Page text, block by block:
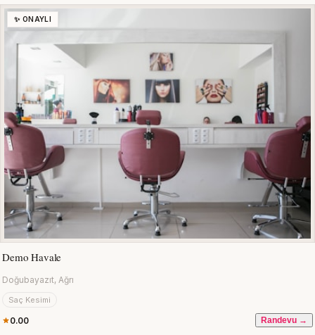
✨ ONAYLI
Demo Havale
Doğubayazıt, Ağrı
Saç Kesimi
0.00 Randevu →